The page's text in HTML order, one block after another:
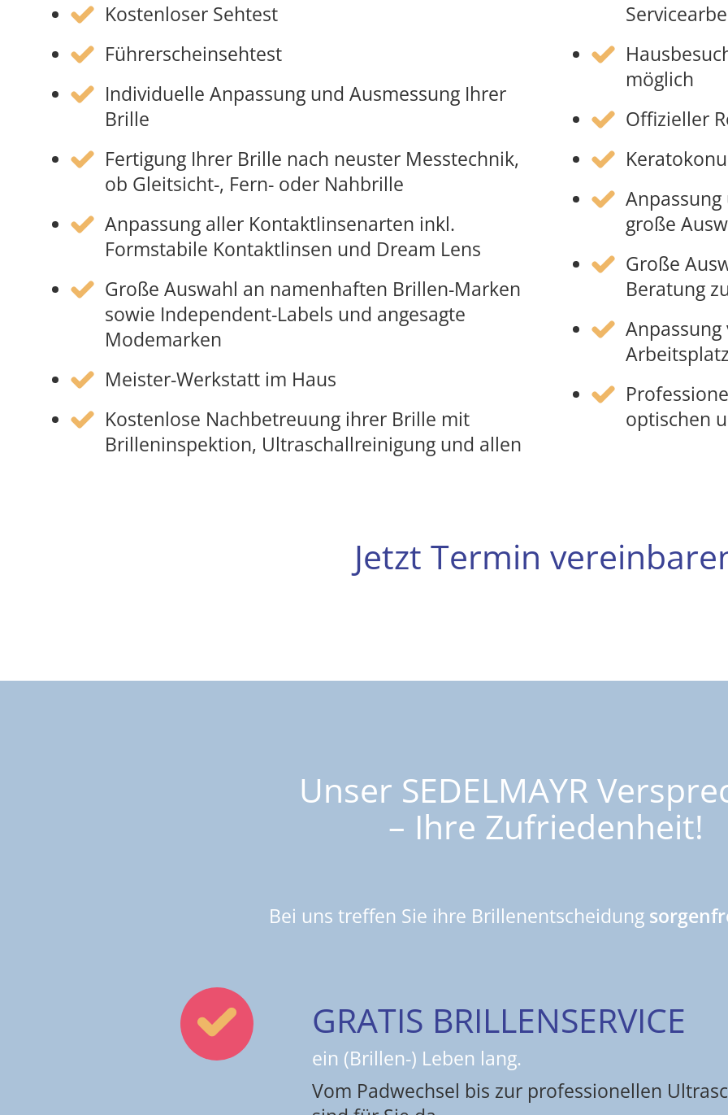
Kostenloser Sehtest
Führerscheinsehtest
Individuelle Anpassung und Ausmessung Ihrer
Brille
Fertigung Ihrer Brille nach neuster Messtechnik,
ob Gleitsicht-, Fern- oder Nahbrille
Anpassung aller Kontaktlinsenarten inkl.
Formstabile Kontaktlinsen und Dream Lens
Große Auswahl an namenhaften Brillen-Marken
sowie Independent-Labels und angesagte
Modemarken
Meister-Werkstatt im Haus
Kostenlose Nachbetreuung ihrer Brille mit
Brilleninspektion, Ultraschallreinigung und allen
möglich
Offizieller
Anpassung und Messung von
große
Große
Beratung
optischen
Jetzt Termin
Unser SEDELMAYR
– Ihre Zufriedenheit!
Bei uns treffen Sie ihre Brillenentscheidung
GRATIS BRILLENSERVICE
ein (Brillen-) Leben lang.
Vom Padwechsel bis zur professionellen